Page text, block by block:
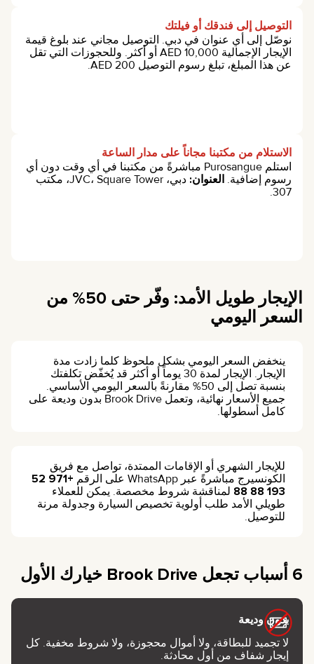
التوصيل إلى فندقك أو فيلتك
نوصّل إلى أي عنوان في دبي. التوصيل مجاني عند بلوغ قيمة
الإيجار الإجمالية 10,000 AED أو أكثر. وللحجوزات التي تقل
عن هذا المبلغ، تبلغ رسوم التوصيل 200 AED.
الاستلام من مكتبنا مجاناً على مدار الساعة
استلم Purosangue مباشرةً من مكتبنا في أي وقت دون أي
رسوم إضافية. العنوان:
دبي، JVC، Square Tower، مكتب
307.
الإيجار طويل الأمد: وفّر حتى 50% من
السعر اليومي
ينخفض السعر اليومي بشكل ملحوظ كلما زادت مدة
الإيجار. الإيجار لمدة 30 يوماً أو أكثر قد يُخفّض تكلفتك
بنسبة تصل إلى 50% مقارنةً بالسعر اليومي الأساسي.
جميع الأسعار نهائية، وتعمل Brook Drive بدون وديعة على
كامل أسطولها.
للإيجار الشهري أو الإقامات الممتدة، تواصل مع فريق
الكونسيرج مباشرةً عبر WhatsApp على الرقم
+971 52
193 88 88
لمناقشة شروط مخصصة. يمكن للعملاء
طويلي الأمد طلب أولوية تخصيص السيارة وجدولة مرنة
للتوصيل.
6 أسباب تجعل Brook Drive خيارك الأول
بدون وديعة
لا تجميد للبطاقة، ولا أموال محجوزة، ولا شروط مخفية. كل
إيجار شفاف من أول محادثة.